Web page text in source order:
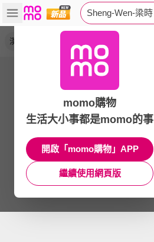
Sheng-Wen-梁時
漢方
momo購物
生活大小事都是momo的事
開啟「momo購物」APP
繼續使用網頁版